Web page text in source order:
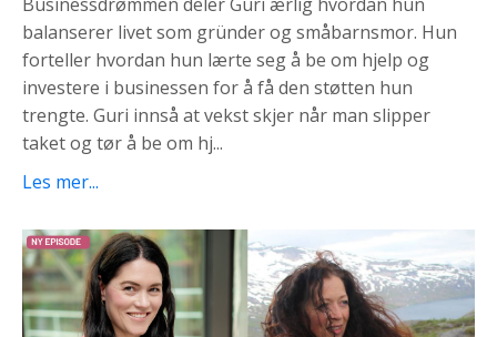
balanserer livet som gründer og småbarnsmor. Hun
forteller hvordan hun lærte seg å be om hjelp og
investere i businessen for å få den støtten hun
trengte. Guri innså at vekst skjer når man slipper
taket og tør å be om hj...
Les mer...